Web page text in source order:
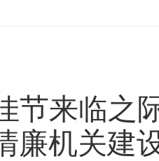
节来临之
廉机关建